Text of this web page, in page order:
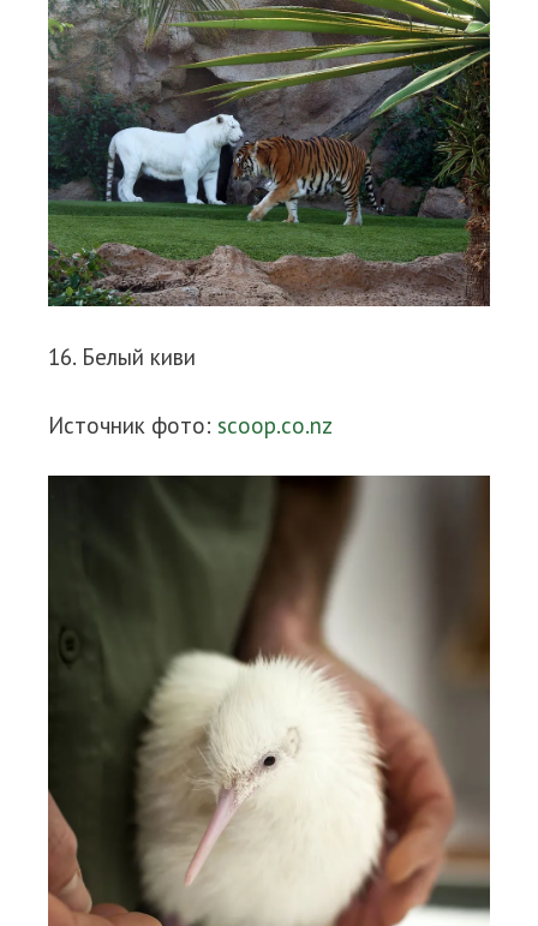
16. Белый киви
Источник фото: scoop.co.nz